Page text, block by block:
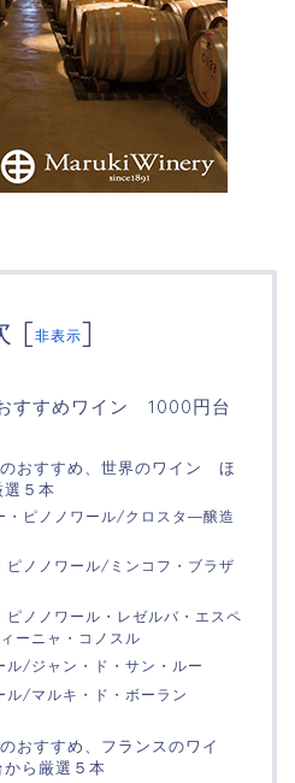
[非表示]
すすめワイン 1000円台
おすすめ、世界のワイン ほ
５本
・ピノノワール/クロスタ―醸造
ピノノワール/ミンコフ・ブラザ
ピノノワール・レゼルバ・エスペ
ーニャ・コノスル
ル/ジャン・ド・サン・ルー
ル/マルキ・ド・ボーラン
おすすめ、フランスのワイ
ら厳選５本